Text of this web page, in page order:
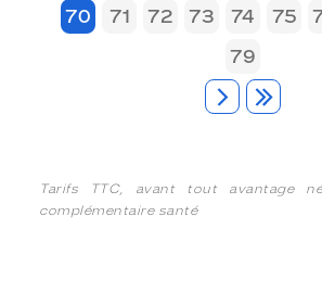
70
71 72 73 74 75
79
Tarifs TTC, avant tout avantage
complémentaire santé